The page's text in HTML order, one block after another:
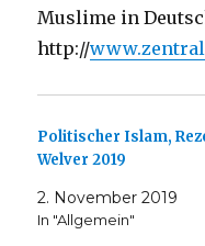
Muslime in
http://
Politischer Islam,
Welver 2019
2. November 2019
In "Allgemein"